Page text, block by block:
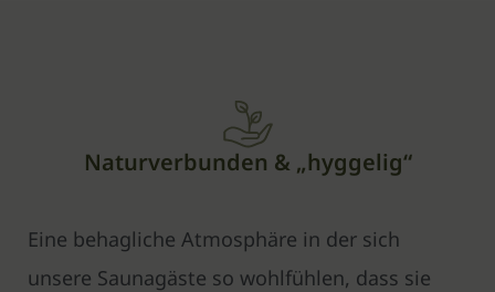
Naturverbunden & „hyggelig“
Eine behagliche Atmosphäre in der sich
unsere Saunagäste so wohlfühlen, dass sie